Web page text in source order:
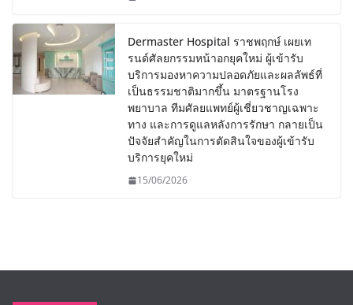
Dermaster Hospital ราชพฤกษ์ เผยเท
รนด์ศัลยกรรมหน้าอกยุคใหม่ ผู้เข้ารับ
บริการมองหาความปลอดภัยและผลลัพธ์ที่
เป็นธรรมชาติมากขึ้น มาตรฐานโรง
พยาบาล ทีมศัลยแพทย์ผู้เชี่ยวชาญเฉพาะ
ทาง และการดูแลหลังการรักษา กลายเป็น
ปัจจัยสำคัญในการตัดสินใจของผู้เข้ารับ
บริการยุคใหม่
15/06/2026